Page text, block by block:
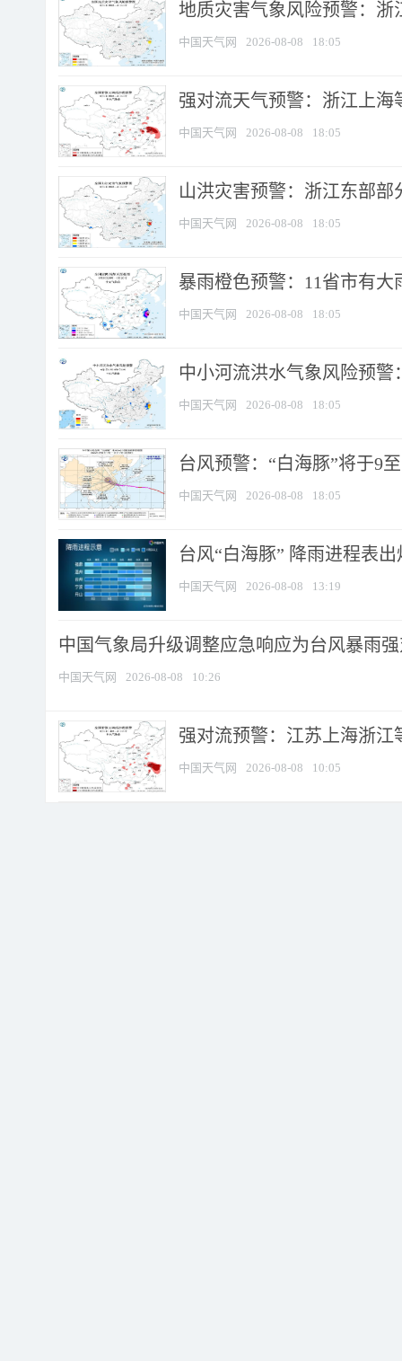
地质灾害气象风险预警：
中国天气网 2026-08-08 18:05
强对流天气预警：浙江上海
中国天气网 2026-08-08 18:05
山洪灾害预警：浙江东部
中国天气网 2026-08-08 18:05
暴雨橙色预警：11省市有
中国天气网 2026-08-08 18:05
中小河流洪水气象风险预
中国天气网 2026-08-08 18:05
台风预警：“白海豚”将于9
中国天气网 2026-08-08 18:05
台风“白海豚” 降雨进程表
中国天气网 2026-08-08 13:19
中国气象局升级调整应急响应为台风暴雨
中国天气网 2026-08-08 10:26
强对流预警：江苏上海浙江
中国天气网 2026-08-08 10:05